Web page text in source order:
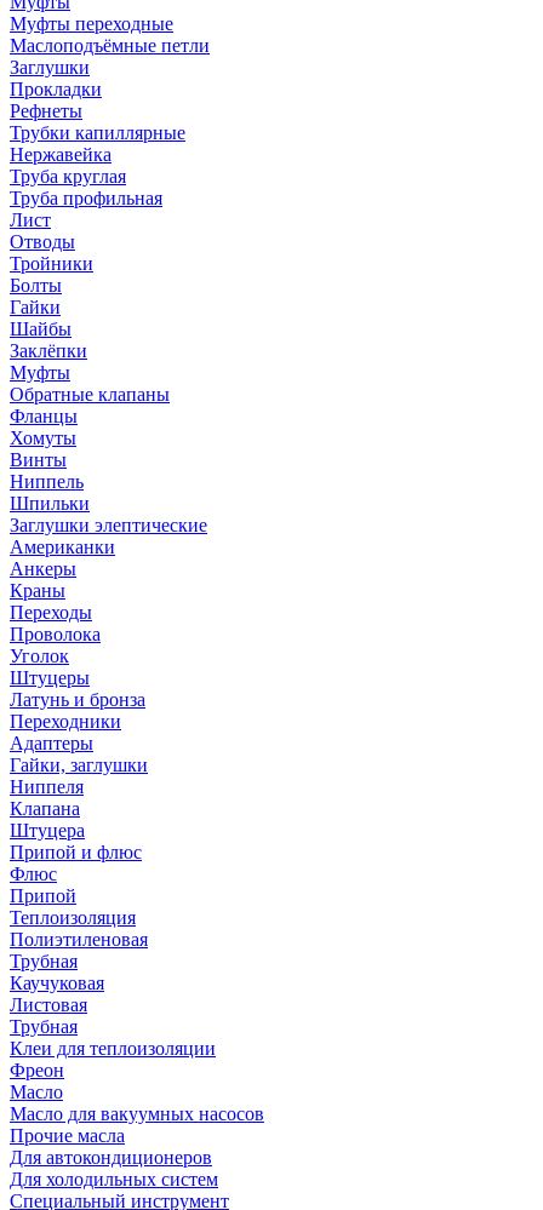
Муфты переходные
Маслоподъёмные петли
Заглушки
Прокладки
Рефнеты
Трубки капиллярные
Нержавейка
Труба круглая
Труба профильная
Лист
Отводы
Тройники
Болты
Гайки
Шайбы
Заклёпки
Муфты
Обратные клапаны
Фланцы
Хомуты
Винты
Ниппель
Шпильки
Заглушки элептические
Американки
Анкеры
Краны
Переходы
Проволока
Уголок
Штуцеры
Латунь и бронза
Переходники
Адаптеры
Гайки, заглушки
Ниппеля
Клапана
Штуцера
Припой и флюс
Флюс
Припой
Теплоизоляция
Полиэтиленовая
Трубная
Каучуковая
Листовая
Трубная
Клеи для теплоизоляции
Фреон
Масло
Масло для вакуумных насосов
Прочие масла
Для автокондиционеров
Для холодильных систем
Специальный инструмент